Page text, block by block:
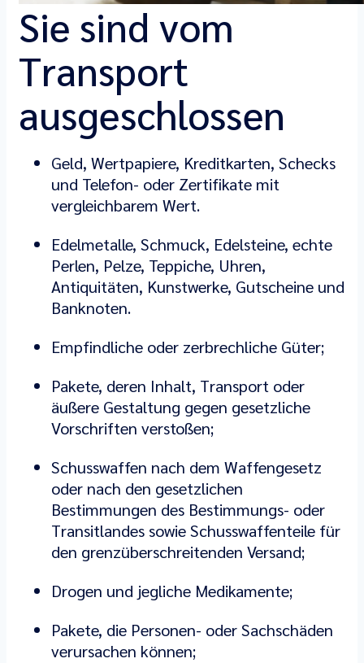
Sie sind vom
Transport
ausgeschlossen
Geld, Wertpapiere, Kreditkarten, Schecks
und Telefon- oder Zertifikate mit
vergleichbarem Wert.
Edelmetalle, Schmuck, Edelsteine, echte
Perlen, Pelze, Teppiche, Uhren,
Antiquitäten, Kunstwerke, Gutscheine und
Banknoten.
Empfindliche oder zerbrechliche Güter;
Pakete, deren Inhalt, Transport oder
äußere Gestaltung gegen gesetzliche
Vorschriften verstoßen;
Schusswaffen nach dem Waffengesetz
oder nach den gesetzlichen
Bestimmungen des Bestimmungs- oder
Transitlandes sowie Schusswaffenteile für
den grenzüberschreitenden Versand;
Drogen und jegliche Medikamente;
Pakete, die Personen- oder Sachschäden
verursachen können;